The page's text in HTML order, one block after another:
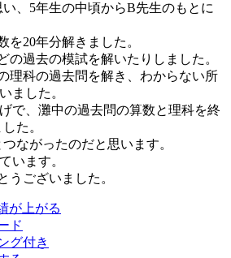
、5年生の中頃からB先生のもとに
を20年分解きました。
の過去の模試を解いたりしました。
理科の過去問を解き、わからない所
ました。
で、灘中の過去問の算数と理科を終
た。
ながったのだと思います。
います。
うございました。
が上がる
ド
グ付き